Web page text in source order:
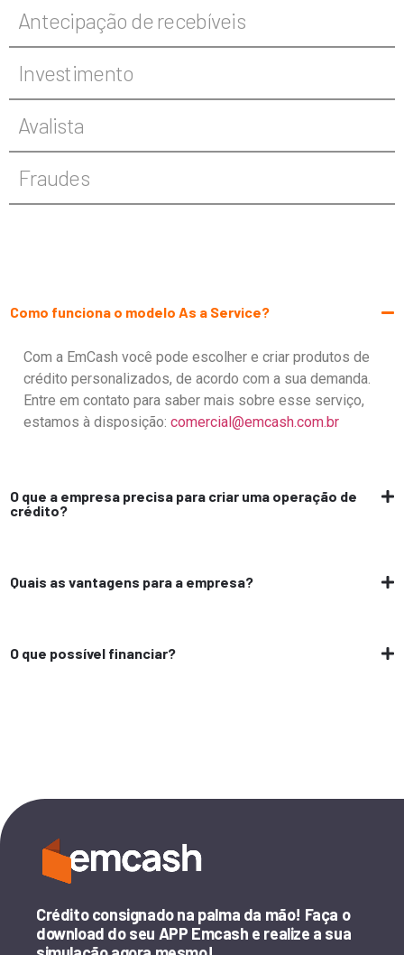
Antecipação de recebíveis
Investimento
Avalista
Fraudes
Como funciona o modelo As a Service?
Com a EmCash você pode escolher e criar produtos de
crédito personalizados, de acordo com a sua demanda.
Entre em contato para saber mais sobre esse serviço,
estamos à disposição: comercial@emcash.com.br
O que a empresa precisa para criar uma operação de
crédito?
Quais as vantagens para a empresa?
O que possível financiar?
Crédito consignado na palma da mão! Faça o
download do seu APP Emcash e realize a sua